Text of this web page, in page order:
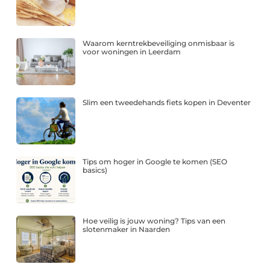
Waarom kerntrekbeveiliging onmisbaar is
voor woningen in Leerdam
Slim een tweedehands fiets kopen in Deventer
Tips om hoger in Google te komen (SEO
basics)
Hoe veilig is jouw woning? Tips van een
slotenmaker in Naarden